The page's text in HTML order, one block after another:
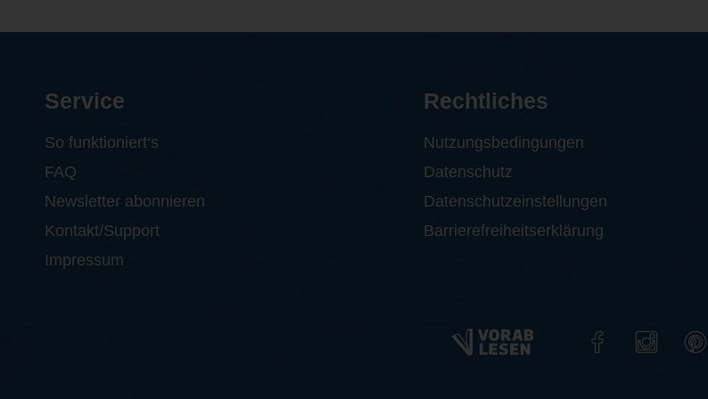
Service
So funktioniert‘s
FAQ
Newsletter abonnieren
Kontakt/Support
Impressum
Rechtliches
Nutzungsbedingungen
Datenschutz
Datenschutzeinstellungen
Barrierefreiheitserklärung